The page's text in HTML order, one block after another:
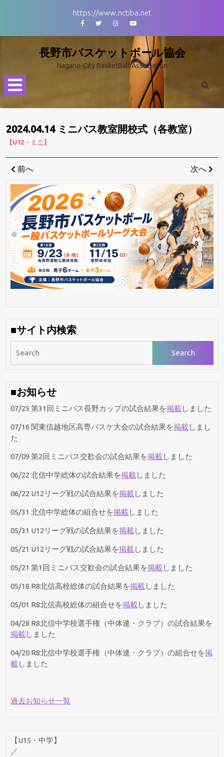
https://www.ncbba.net
FacebookTwitterInstagram
長野市バスケットボール協会
Nagano-City BasketBall Association
Open
Menu
2024.04.14 ミニバス教室開校式（各教室）
【U12・ミニ】
投
ナ
ビ
ゲ
ー
シ
ョ
ン
前へ 次へ
■サイト内検索
for:
■お知らせ
07/25 第31回ミニバス長野カップの試合結果を掲載しました
07/16 関東信越地区高専バスケ大会の試合結果を掲載しまし
た
07/09 第2回ミニバス交歓会の試合結果を掲載しました
06/22 北信中学総体の試合結果を掲載しました
06/22 U12リーグ戦の試合結果を掲載しました
05/31 北信中学総体の組合せを掲載しました
05/31 U12リーグ戦の試合結果を掲載しました
05/21 U12リーグ戦の試合結果を掲載しました
05/21 第1回ミニバス交歓会の試合結果を掲載しました
05/18 R8北信高校総体の試合結果を掲載しました
05/01 R8北信高校総体の組合せを掲載しました
04/28 R8北信中学校選手権（中体連・クラブ）の試合結果を
掲載しました
04/20 R8北信中学校選手権（中体連・クラブ）の組合せを掲
載しました
過去お知らせ一覧
【U15・中学】
／